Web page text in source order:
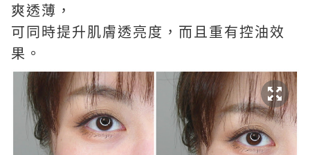
爽透薄 ，
可 同時提升肌膚透亮度，而且重有控油效
果。